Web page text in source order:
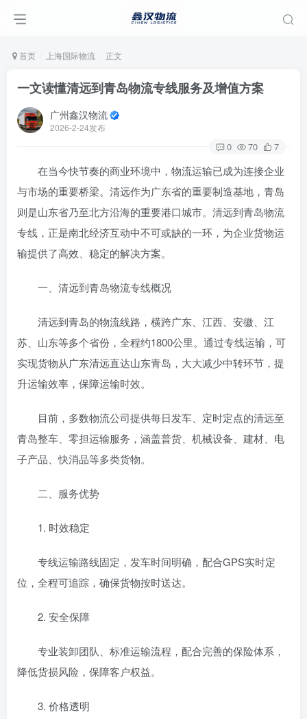
首页 上海国际物流 正文
一文读懂清远到青岛物流专线服务及增值方案
广州鑫汉物流
2026-2-24发布
0 70 7
在当今快节奏的商业环境中，物流运输已成为连接企业
与市场的重要桥梁。清远作为广东省的重要制造基地，青岛
则是山东省乃至北方沿海的重要港口城市。清远到青岛物流
专线，正是南北经济互动中不可或缺的一环，为企业货物运
输提供了高效、稳定的解决方案。
一、清远到青岛物流专线概况
清远到青岛的物流线路，横跨广东、江西、安徽、江
苏、山东等多个省份，全程约1800公里。通过专线运输，可
实现货物从广东清远直达山东青岛，大大减少中转环节，提
升运输效率，保障运输时效。
目前，多数物流公司提供每日发车、定时定点的清远至
青岛整车、零担运输服务，涵盖普货、机械设备、建材、电
子产品、快消品等多类货物。
二、服务优势
1. 时效稳定
专线运输路线固定，发车时间明确，配合GPS实时定
位，全程可追踪，确保货物按时送达。
2. 安全保障
专业装卸团队、标准运输流程，配合完善的保险体系，
降低货损风险，保障客户权益。
3. 价格透明